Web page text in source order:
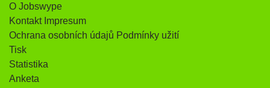
O Jobswype
Kontakt Impresum
Ochrana osobních údajů Podmínky užití
Tisk
Statistika
Anketa